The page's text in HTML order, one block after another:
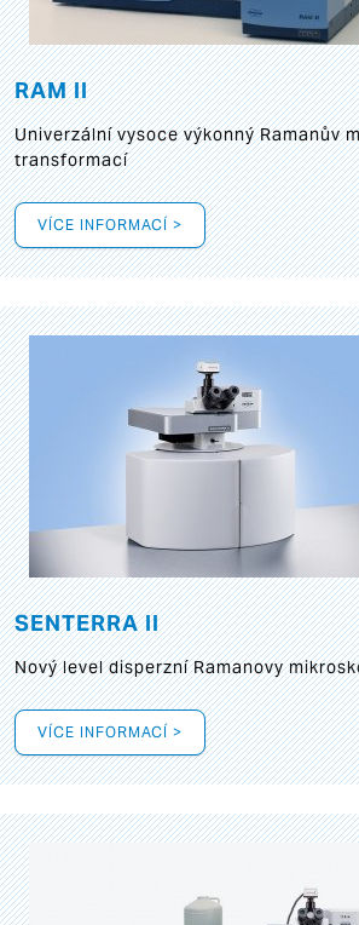
RAM II
Univerzální vysoce výkonný Ramanův
transformací
VÍCE INFORMACÍ >
SENTERRA II
Nový level disperzní Ramanovy
VÍCE INFORMACÍ >